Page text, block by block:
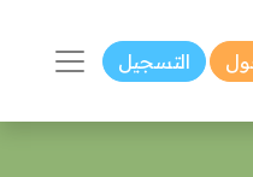
التسجيل